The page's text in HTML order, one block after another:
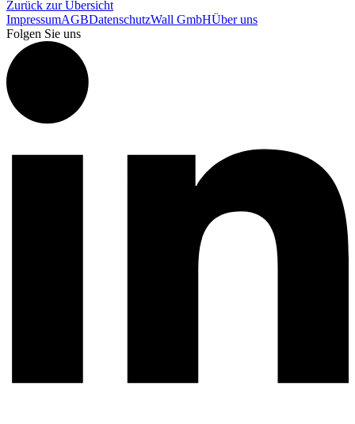
Zurück zur Übersicht
ImpressumAGBDatenschutzWall GmbHÜber uns
Folgen Sie uns